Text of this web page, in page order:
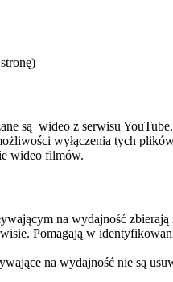
są wideo z serwisu
wyłączenia tych
wideo filmów.
na wydajność
Pomagają w
na wydajność nie są